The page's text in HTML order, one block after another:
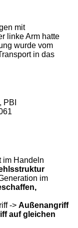
mit
linke Arm hatte
wurde vom
in das
PBI
im Handeln
im
-> Außenangriff
auf gleichen